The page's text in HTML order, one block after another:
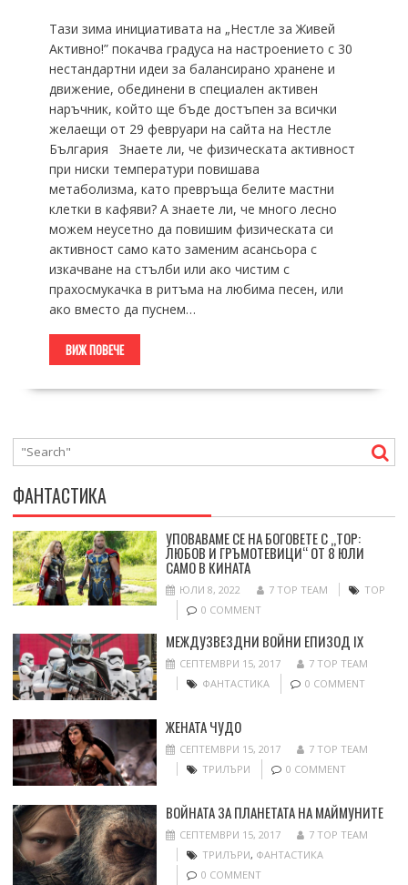
Тази зима инициативата на „Нестле за Живей
Активно!” покачва градуса на настроението с 30
нестандартни идеи за балансирано хранене и
движение, обединени в специален активен
наръчник, който ще бъде достъпен за всички
желаещи от 29 февруари на сайта на Нестле
България Знаете ли, че физическата активност
при ниски температури повишава
метаболизма, като превръща белите мастни
клетки в кафяви? А знаете ли, че много лесно
можем неусетно да повишим физическата си
активност само като заменим асансьора с
изкачване на стълби или ако чистим с
прахосмукачка в ритъма на любима песен, или
ако вместо да пуснем…
ВИЖ ПОВЕЧЕ
ФАНТАСТИКА
УПОВАВАМЕ СЕ НА БОГОВЕТЕ С „ТОР:
ЛЮБОВ И ГРЪМОТЕВИЦИ“ ОТ 8 ЮЛИ
САМО В КИНАТА
ЮЛИ 8, 2022 7 TOP TEAM
ТОР
0 COMMENT
МЕЖДУЗВЕЗДНИ ВОЙНИ ЕПИЗОД IX
СЕПТЕМВРИ 15, 2017
7 TOP TEAM
ФАНТАСТИКА
0 COMMENT
ЖЕНАТА ЧУДО
СЕПТЕМВРИ 15, 2017
7 TOP TEAM
ТРИЛЪРИ
0 COMMENT
ВОЙНАТА ЗА ПЛАНЕТАТА НА МАЙМУНИТЕ
СЕПТЕМВРИ 15, 2017
7 TOP TEAM
ТРИЛЪРИ, ФАНТАСТИКА
0 COMMENT